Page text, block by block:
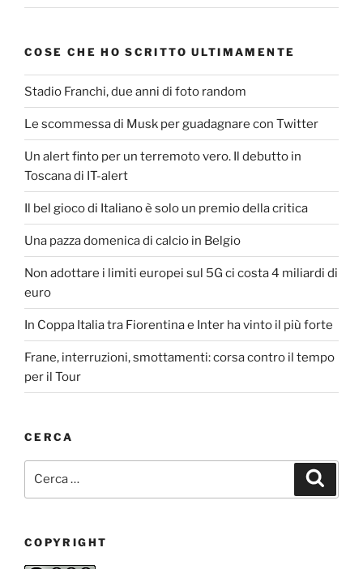
COSE CHE HO SCRITTO ULTIMAMENTE
Stadio Franchi, due anni di foto random
Le scommessa di Musk per guadagnare con Twitter
Un alert finto per un terremoto vero. Il debutto in
Toscana di IT-alert
Il bel gioco di Italiano è solo un premio della critica
Una pazza domenica di calcio in Belgio
Non adottare i limiti europei sul 5G ci costa 4 miliardi di
euro
In Coppa Italia tra Fiorentina e Inter ha vinto il più forte
Frane, interruzioni, smottamenti: corsa contro il tempo
per il Tour
CERCA
COPYRIGHT